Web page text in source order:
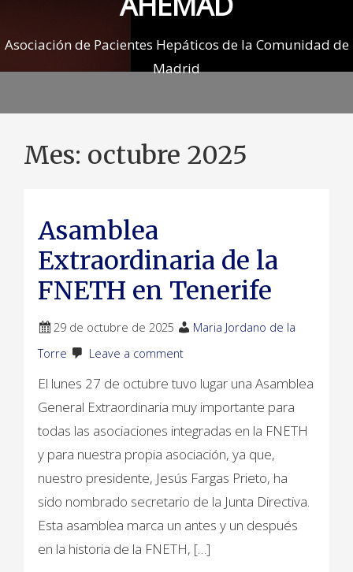
Asociación de Pacientes Hepáticos de la Comunidad de
Madrid
Mes: octubre 2025
Asamblea
Extraordinaria de la
FNETH en Tenerife
29 de octubre de 2025
Maria Jordano de la
Torre
Leave a comment
El lunes 27 de octubre tuvo lugar una Asamblea
General Extraordinaria muy importante para
todas las asociaciones integradas en la FNETH
y para nuestra propia asociación, ya que,
nuestro presidente, Jesús Fargas Prieto, ha
sido nombrado secretario de la Junta Directiva.
Esta asamblea marca un antes y un después
en la historia de la FNETH, […]